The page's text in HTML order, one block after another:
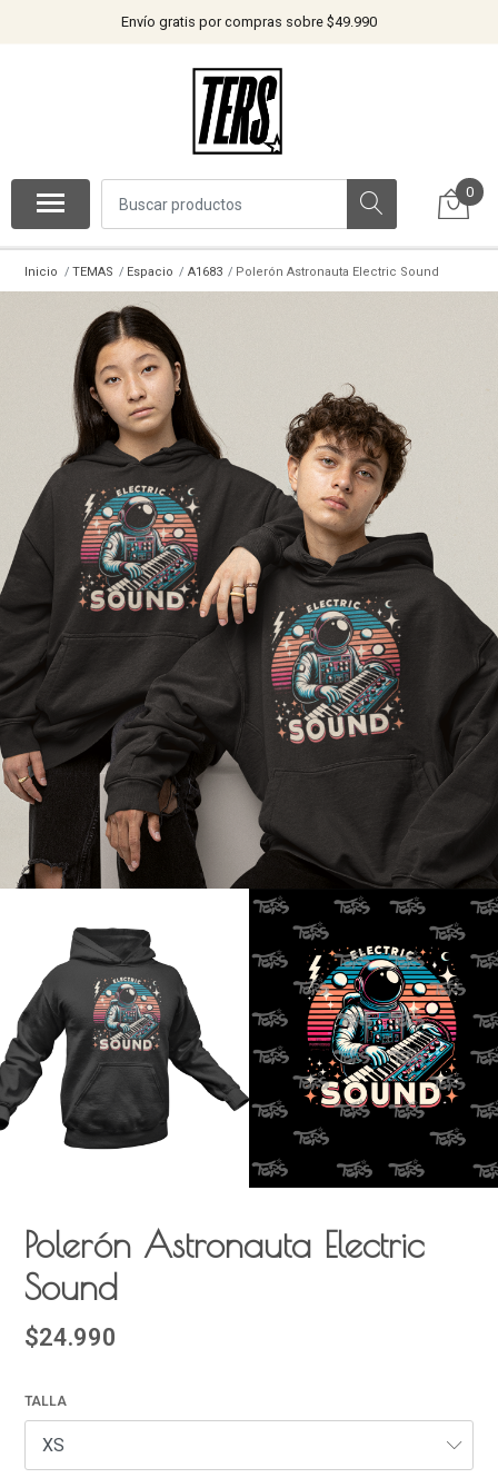
Envío gratis por compras sobre $49.990
0
Inicio TEMAS Espacio A1683 Polerón Astronauta Electric Sound
Polerón Astronauta Electric
Sound
$24.990
TALLA